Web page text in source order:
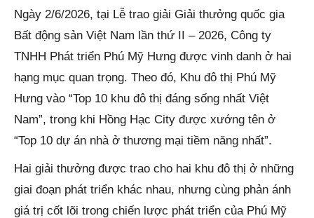
Ngày 2/6/2026, tại Lễ trao giải Giải thưởng quốc gia
Bất động sản Việt Nam lần thứ II – 2026, Công ty
TNHH Phát triển Phú Mỹ Hưng được vinh danh ở hai
hạng mục quan trọng. Theo đó, Khu đô thị Phú Mỹ
Hưng vào “Top 10 khu đô thị đáng sống nhất Việt
Nam”, trong khi Hồng Hạc City được xướng tên ở
“Top 10 dự án nhà ở thương mại tiềm năng nhất”.
Hai giải thưởng được trao cho hai khu đô thị ở những
giai đoạn phát triển khác nhau, nhưng cùng phản ánh
giá trị cốt lõi trong chiến lược phát triển của Phú Mỹ